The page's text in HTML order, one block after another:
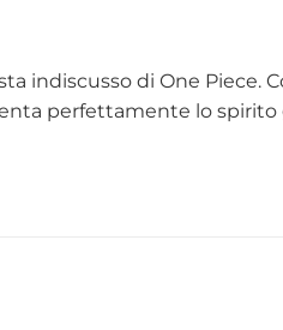
indiscusso di One Piece.
perfettamente lo spirito